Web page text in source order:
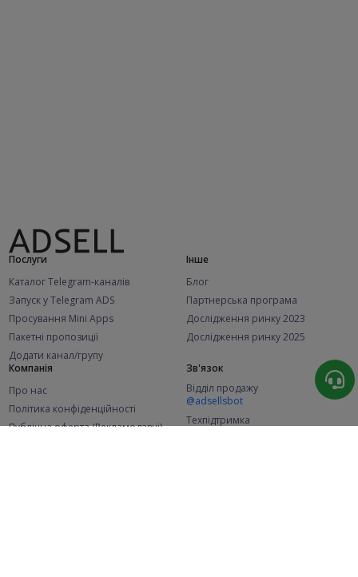
Послуги
Каталог Telegram-каналів
Запуск у Telegram ADS
Просування Mini Apps
Пакетні пропозиції
Додати канал/групу
Інше
Блог
Партнерська програма
Дослідження ринку 2023
Дослідження ринку 2025
Компанія
Про нас
Політика конфіденційності
Публічна оферта (Рекламодавці)
Зв'язок
Відділ продажу
@adsellsbot
Техпідтримка